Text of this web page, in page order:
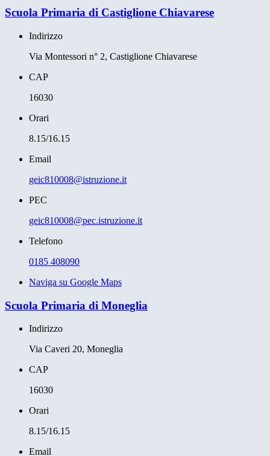
Scuola Primaria di Castiglione Chiavarese
Indirizzo
Via Montessori n° 2, Castiglione Chiavarese
CAP
16030
Orari
8.15/16.15
Email
geic810008@istruzione.it
PEC
geic810008@pec.istruzione.it
Telefono
0185 408090
Naviga su Google Maps
Scuola Primaria di Moneglia
Indirizzo
Via Caveri 20, Moneglia
CAP
16030
Orari
8.15/16.15
Email